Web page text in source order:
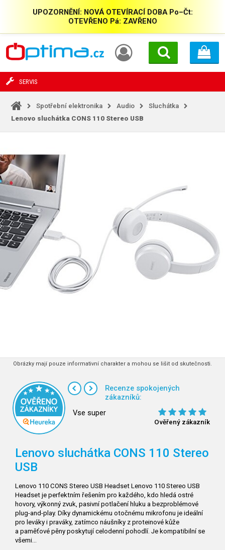
UPOZORNĚNÍ: NOVÁ OTEVÍRACÍ DOBA Po–Čt:
OTEVŘENO Pá: ZAVŘENO
SERVIS
Spotřební elektronika Audio
Sluchátka
Lenovo sluchátka CONS 110 Stereo USB
Obrázky mají pouze informativní charakter a mohou se lišit od skutečnosti.
Recenze spokojených
zákazníků:
Vse super
Ověřený zákazník
Lenovo sluchátka CONS 110 Stereo
USB
Lenovo 110 CONS Stereo USB Headset Lenovo 110 Stereo USB
Headset je perfektním řešením pro každého, kdo hledá ostré
hovory, výkonný zvuk, pasivní potlačení hluku a bezproblémové
plug-and-play. Díky dynamickému otočnému mikrofonu je ideální
pro leváky i praváky, zatímco náušníky z proteinové kůže
a paměťové pěny poskytují celodenní pohodlí. Je kompatibilní se
všemi…